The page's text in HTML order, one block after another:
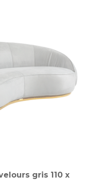
gris 110 x